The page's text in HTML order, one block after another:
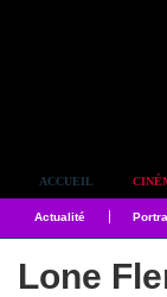
ACCUEIL
Actualité
Lone